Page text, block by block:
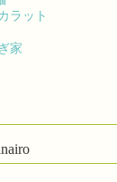
ラット
家